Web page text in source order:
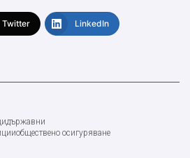
Twitter LinkedIn
държавни
обществено осигуряване